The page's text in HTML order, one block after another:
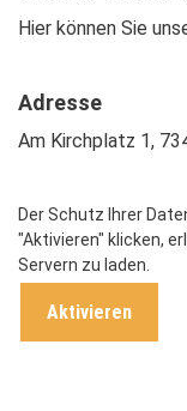
Hier können Sie
Adresse
Am Kirchplatz 1,
Der Schutz Ihrer
"Aktivieren" klicken,
Servern zu laden.
Aktivieren